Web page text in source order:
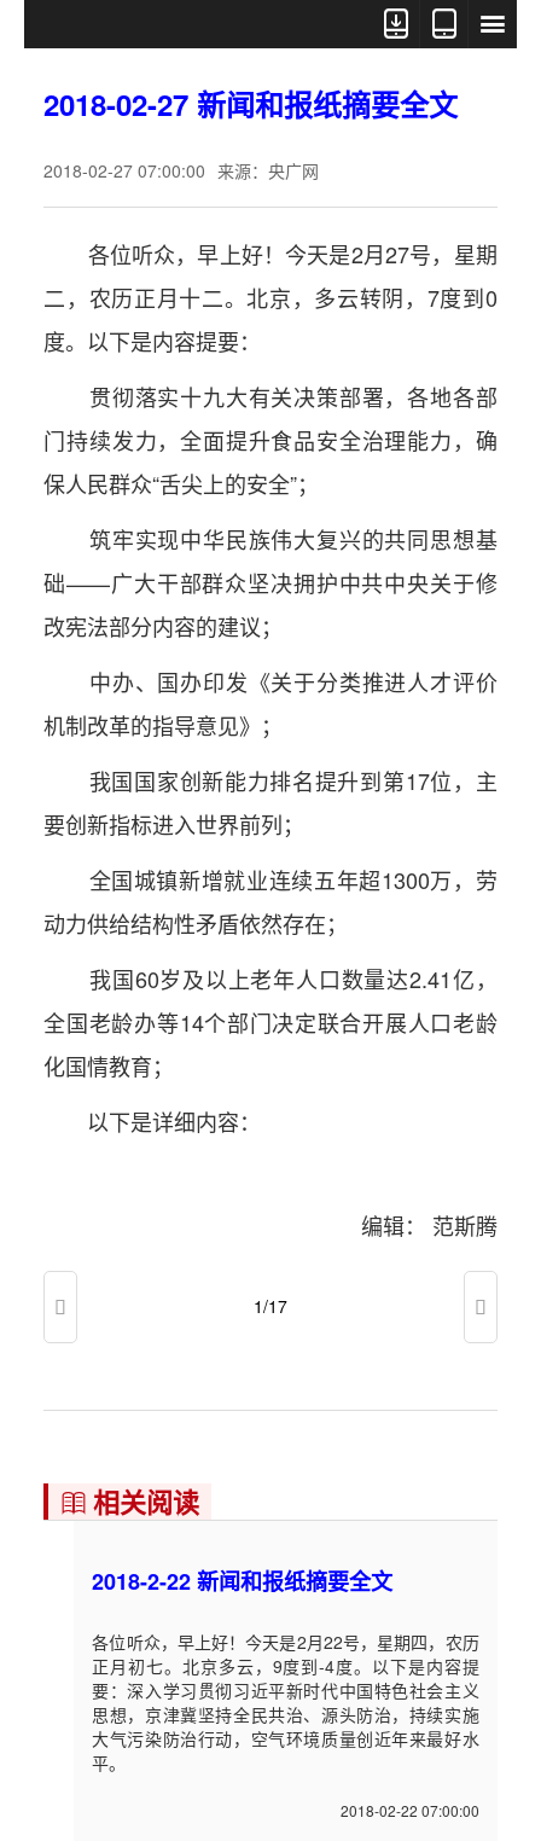



2018-02-27 新闻和报纸摘要全文
2018-02-27 07:00:00 来源：央广网
各位听众，早上好！今天是2月27号，星期
二，农历正月十二。北京，多云转阴，7度到0
度。以下是内容提要：
贯彻落实十九大有关决策部署，各地各部
门持续发力，全面提升食品安全治理能力，确
保人民群众“舌尖上的安全”；
筑牢实现中华民族伟大复兴的共同思想基
础——广大干部群众坚决拥护中共中央关于修
改宪法部分内容的建议；
中办、国办印发《关于分类推进人才评价
机制改革的指导意见》；
我国国家创新能力排名提升到第17位，主
要创新指标进入世界前列；
全国城镇新增就业连续五年超1300万，劳
动力供给结构性矛盾依然存在；
我国60岁及以上老年人口数量达2.41亿，
全国老龄办等14个部门决定联合开展人口老龄
化国情教育；
以下是详细内容：
编辑： 范斯腾
 1/17 
 相关阅读
2018-2-22 新闻和报纸摘要全文
各位听众，早上好！今天是2月22号，星期四，农历
正月初七。北京多云，9度到-4度。以下是内容提
要：深入学习贯彻习近平新时代中国特色社会主义
思想，京津冀坚持全民共治、源头防治，持续实施
大气污染防治行动，空气环境质量创近年来最好水
平。
2018-02-22 07:00:00